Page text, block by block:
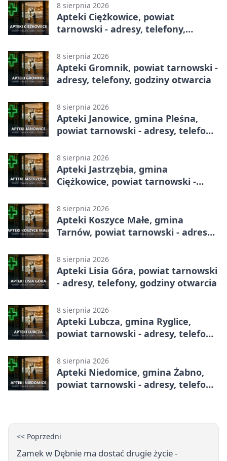
8 sierpnia 2026
Apteki Ciężkowice, powiat
tarnowski - adresy, telefony,
8 sierpnia 2026
Apteki Gromnik, powiat tarnowski -
adresy, telefony, godziny otwarcia
8 sierpnia 2026
Apteki Janowice, gmina Pleśna,
powiat tarnowski - adresy, telefony,
8 sierpnia 2026
Apteki Jastrzębia, gmina
Ciężkowice, powiat tarnowski -
8 sierpnia 2026
Apteki Koszyce Małe, gmina
Tarnów, powiat tarnowski - adresy,
8 sierpnia 2026
Apteki Lisia Góra, powiat tarnowski
- adresy, telefony, godziny otwarcia
8 sierpnia 2026
Apteki Lubcza, gmina Ryglice,
powiat tarnowski - adresy, telefony,
8 sierpnia 2026
Apteki Niedomice, gmina Żabno,
powiat tarnowski - adresy, telefony,
<< Poprzedni
Zamek w Dębnie ma dostać drugie życie -